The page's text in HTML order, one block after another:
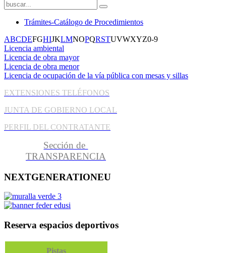
Trámites-Catálogo de Procedimientos
ABCDEFGHIJKLMNOPQRSTUVWXYZ0-9
Licencia ambiental
Licencia de obra mayor
Licencia de obra menor
Licencia de ocupación de la vía pública con mesas y sillas
EXTENSIONES TELÉFONOS
JUNTA DE GOBIERNO LOCAL
PERFIL DEL CONTRATANTE
Sección de
TRANSPARENCIA
NEXTGENERATIONEU
Reserva espacios deportivos
Pistas